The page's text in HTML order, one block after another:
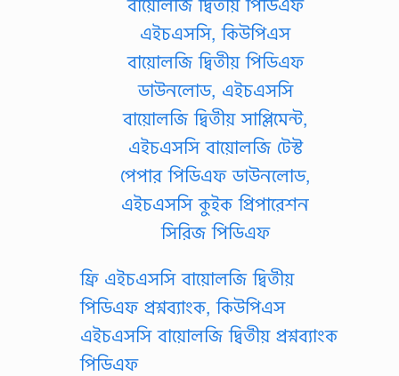
ফ্রি এইচএসসি বায়োলজি দ্বিতীয়
পিডিএফ প্রশ্নব্যাংক, কিউপিএস
এইচএসসি বায়োলজি দ্বিতীয় প্রশ্নব্যাংক
পিডিএফ